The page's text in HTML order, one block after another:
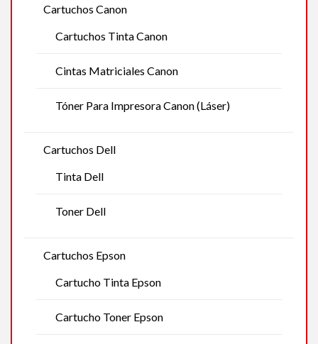
Cartuchos Canon
Cartuchos Tinta Canon
Cintas Matriciales Canon
Tóner Para Impresora Canon (Láser)
Cartuchos Dell
Tinta Dell
Toner Dell
Cartuchos Epson
Cartucho Tinta Epson
Cartucho Toner Epson